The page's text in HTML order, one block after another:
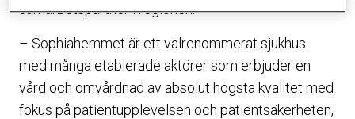
samarbetspartner i regionen.
– Sophiahemmet är ett välrenommerat sjukhus
med många etablerade aktörer som erbjuder en
vård och omvårdnad av absolut högsta kvalitet med
fokus på patientupplevelsen och patientsäkerheten,